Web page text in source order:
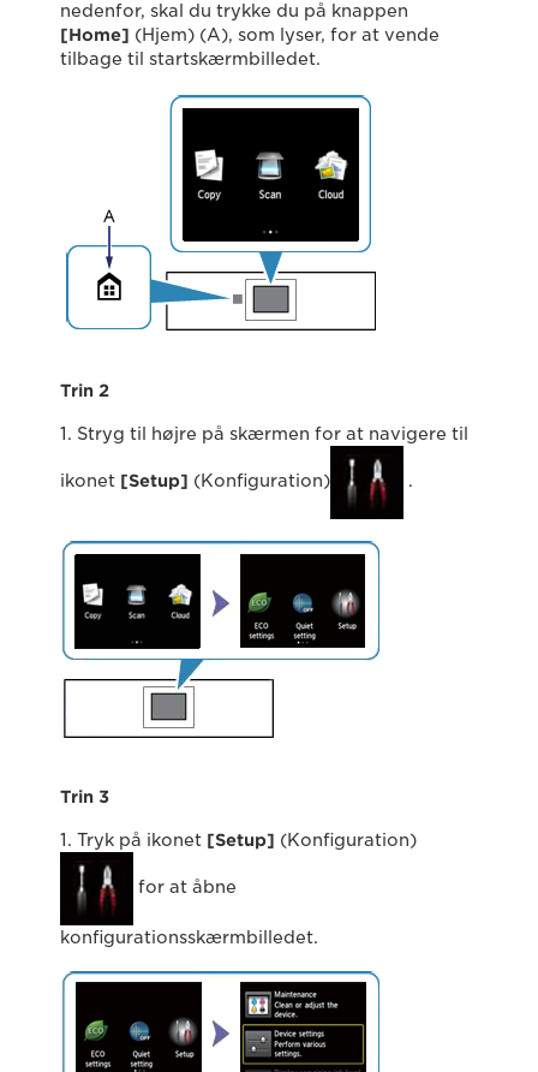
nedenfor, skal du trykke du på knappen
[Home] (Hjem) (A), som lyser, for at vende
tilbage til startskærmbilledet.
Trin 2
1. Stryg til højre på skærmen for at navigere til
ikonet [Setup] (Konfiguration) .
Trin 3
1. Tryk på ikonet [Setup] (Konfiguration)
for at åbne
konfigurationsskærmbilledet.